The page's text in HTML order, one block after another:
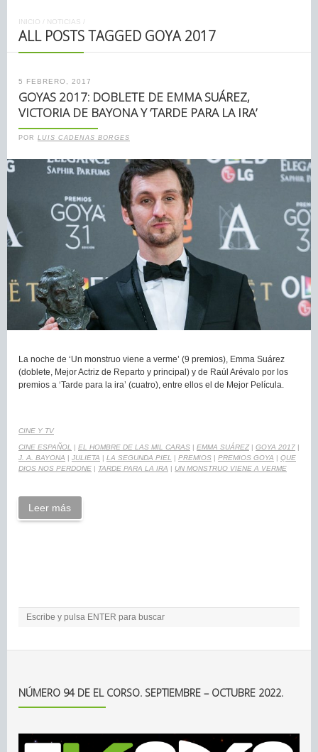
INICIO / NOTICIAS /
ALL POSTS TAGGED GOYA 2017
5 FEBRERO, 2017
GOYAS 2017: DOBLETE DE EMMA SUÁREZ,
VICTORIA DE BAYONA Y ‘TARDE PARA LA IRA’
POR LUIS CADENAS BORGES
La noche de ‘Un monstruo viene a verme’ (9 premios), Emma Suárez
(doblete, Mejor Actriz de Reparto y principal) y de Raúl Arévalo por los
premios a ‘Tarde para la ira’ (cuatro), entre ellos el de Mejor Película.
CINE Y TV
CINE ESPAÑOL | EL HOMBRE DE LAS MIL CARAS | EMMA SUÁREZ| GOYA 2017 |
J. A. BAYONA | JULIETA | LA SEGUNDA PIEL | PREMIOS | PREMIOS GOYA | QUE
DIOS NOS PERDONE | TARDE PARA LA IRA | UN MONSTRUO VIENE A VERME
Leer más
NÚMERO 94 DE EL CORSO. SEPTIEMBRE – OCTUBRE 2022.